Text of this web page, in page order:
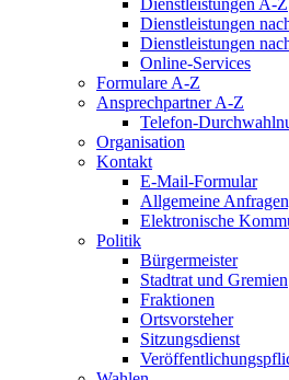
Dienstleistungen
Dienstleistungen
Online-Services
Formulare A-Z
Ansprechpartner A-Z
Telefon-
Organisation
Kontakt
E-Mail-Formular
Allgemeine
Elektronische
Politik
Bürgermeister
Stadtrat und Gremien
Fraktionen
Ortsvorsteher
Sitzungsdienst